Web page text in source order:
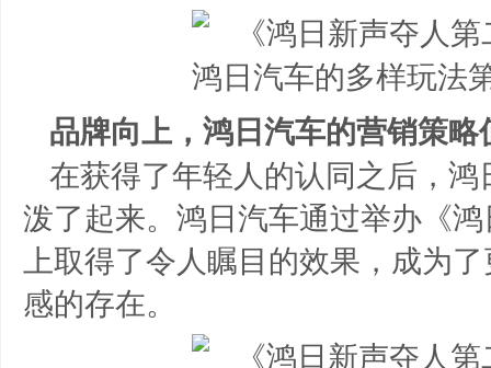
品牌向上，鸿日汽车的营销策略
在获得了年轻人的认同之后，
泼了起来。鸿日汽车通过举办《
上取得了令人瞩目的效果，成为
感的存在。